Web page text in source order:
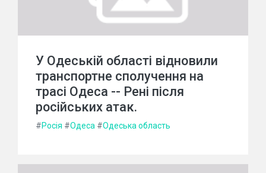
У Одеській області відновили
транспортне сполучення на
трасі Одеса -- Рені після
російських атак.
#Росія #Одеса #Одеська область